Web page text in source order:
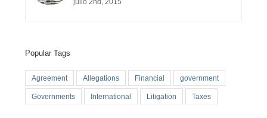
Popular Tags
Agreement Allegations Financial government
Governments International Litigation Taxes